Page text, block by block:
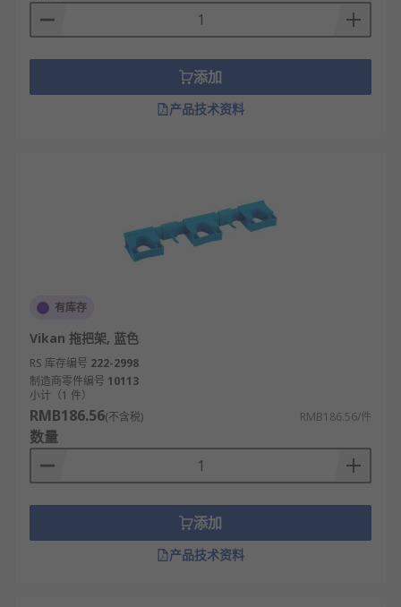
添加
产品技术资料
有库存
Vikan 拖把架, 蓝色
RS 库存编号 222-2998
制造商零件编号 10113
小计（1 件）
RMB186.56(不含税) RMB186.56/件
数量
添加
产品技术资料